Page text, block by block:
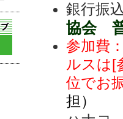
銀行振
協会 普
参加費
ルスは[
位でお
担）